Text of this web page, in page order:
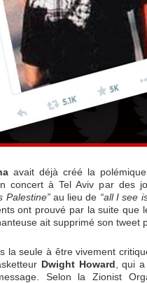
avait déjà créé la
concert à Tel Aviv par des
Palestine”au lieu de “all I see
ont prouvé par la suite que
ait supprimé son tweet
la seule à être vivement
Dwight Howard , qui
Selon la Zionist